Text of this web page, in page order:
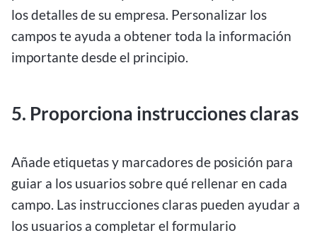
los detalles de su empresa. Personalizar los
campos te ayuda a obtener toda la información
importante desde el principio.
5. Proporciona instrucciones claras
Añade etiquetas y marcadores de posición para
guiar a los usuarios sobre qué rellenar en cada
campo. Las instrucciones claras pueden ayudar a
los usuarios a completar el formulario